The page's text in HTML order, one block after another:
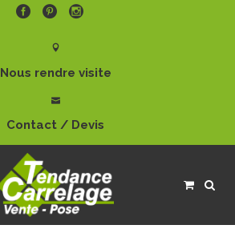
Nous rendre visite
Contact / Devis